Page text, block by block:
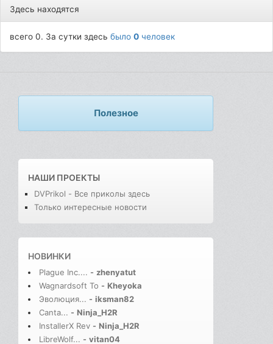
Здесь находятся
всего 0. За сутки здесьбыло0 человек
Полезное
НАШИ ПРОЕКТЫ
DVPrikol - Все приколы здесь
Только интересные новости
НОВИНКИ
Plague Inc.... - zhenyatut
Wagnardsoft To - Kheyoka
Эволюция... - iksman82
Canta... - Ninja_H2R
InstallerX Rev - Ninja_H2R
LibreWolf... - vitan04